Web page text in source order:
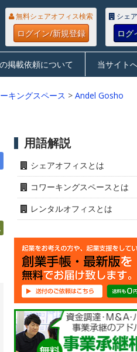
無料シェアオフィス検索
ログイン/新規登録
シェ
ログ
掲載依頼について 当サイト
キングスペース > Andel Gosho
用語解説
シェアオフィスとは
コワーキングスペースとは
レンタルオフィスとは